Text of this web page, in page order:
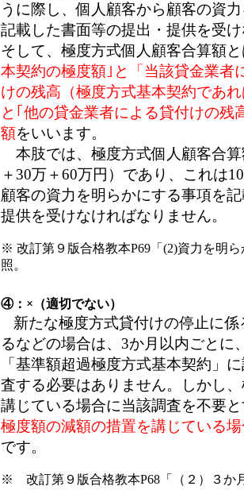
うに際し、個人顧客から顧客の資
記載した書面等の提出・提供を受け
そして、極度方式個人顧客合算額と
本契約の極度額｣と「当該貸金業者
けの残高（極度方式基本契約であ
と｢他の貸金業者による貸付けの残
額をいいます。
本肢では、極度方式個人顧客合算
＋30万＋60万円）であり、これは
顧客の資力を明らかにする事項を
提供を受けなければなりません。
※ 改訂第９版合格教本P69「(2)資力を明
照。
④：×（適切でない）
新たな極度方式貸付けの停止に
るなどの場合は、3か月以内ごとに
「基準額超過極度方式基本契約」
査する必要はありません。しかし
講じている場合に当該調査を不要と
極度額の減額の措置を講じている
です。
※ 改訂第９版合格教本P68「（２）３か